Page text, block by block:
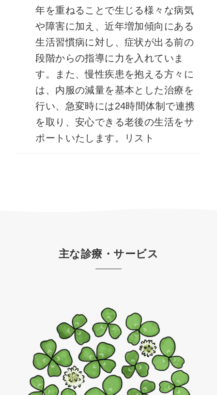
年を重ねることで生じる様々な病気
や障害に加え、近年増加傾向にある
生活習慣病に対し、症状が出る前の
段階からの指導に力を入れていま
す。また、慢性疾患を抱える方々に
は、内服の減量を基本とした治療を
行い、急変時には24時間体制で連携
を取り、安心できる老後の生活をサ
ポートいたします。リスト
主な診療・サービス